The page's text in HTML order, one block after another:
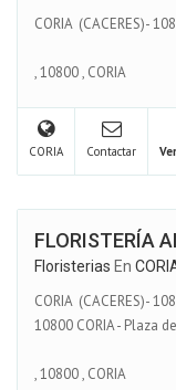
CORIA (CACERES)-
,10800, CORIA
CORIA Contactar
FLORISTERÍA
Floristerias En
CORIA (CACERES)-
10800 CORIA - Plaza
,10800, CORIA